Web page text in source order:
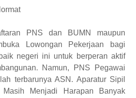
PNS dan BUMN maupun
Lowongan Pekerjaan bagi
negeri ini untuk berperan aktif
Namun, PNS Pegawai
terbarunya ASN. Aparatur Sipil
Masih Menjadi Harapan Banyak